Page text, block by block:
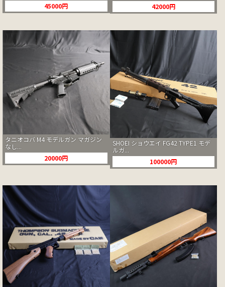
45000円
42000円
タニオコバ M4 モデルガン マガジン
なし...
20000円
SHOEI ショウエイ FG42 TYPE1 モデ
ルガ...
100000円